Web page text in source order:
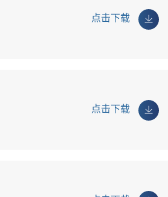
点击下载
点击下载